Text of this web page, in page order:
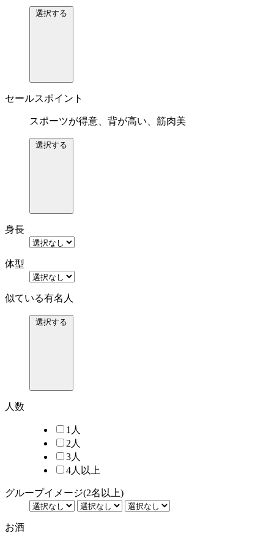
選択する
セールスポイント
スポーツが得意、背が高い、筋肉美
選択する
身長
体型
似ている有名人
選択する
人数
1人
2人
3人
4人以上
グループイメージ(2名以上)
お酒